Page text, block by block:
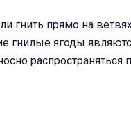
гнить прямо на
гнилые ягоды
распространяться